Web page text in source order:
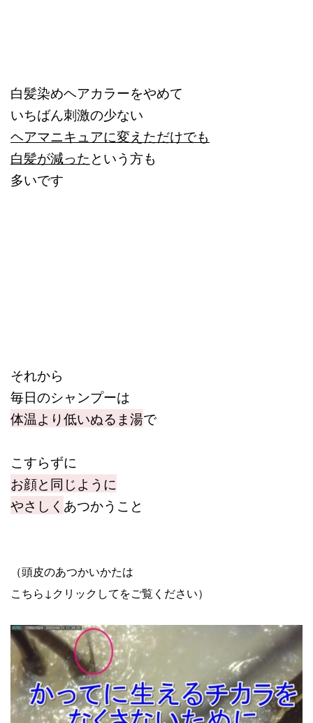
白髪染めヘアカラーをやめて
いちばん刺激の少ない
ヘアマニキュアに変えただけでも
白髪が減ったという方も
多いです
それから
毎日のシャンプーは
体温より低いぬるま湯で
こすらずに
お顔と同じように
やさしく あつかうこと
（頭皮のあつかいかたは
こちら↓クリックしてをご覧ください）